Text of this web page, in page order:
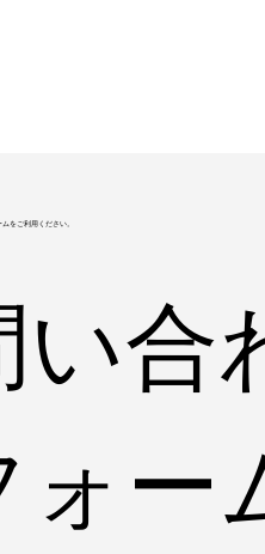
をご利用ください。
い合
ォー